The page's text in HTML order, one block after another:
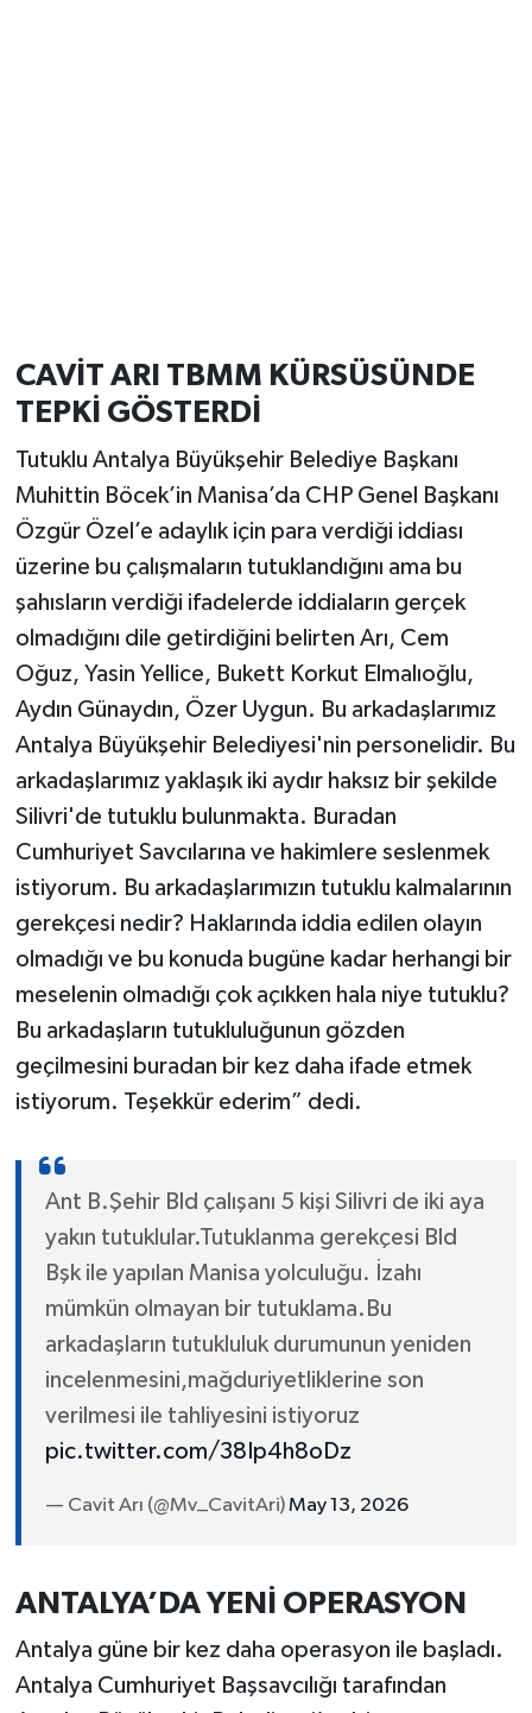
CAVİT ARI TBMM KÜRSÜSÜNDE
TEPKİ GÖSTERDİ
Tutuklu Antalya Büyükşehir Belediye Başkanı
Muhittin Böcek’in Manisa’da CHP Genel Başkanı
Özgür Özel’e adaylık için para verdiği iddiası
üzerine bu çalışmaların tutuklandığını ama bu
şahısların verdiği ifadelerde iddiaların gerçek
olmadığını dile getirdiğini belirten Arı, Cem
Oğuz, Yasin Yellice, Bukett Korkut Elmalıoğlu,
Aydın Günaydın, Özer Uygun. Bu arkadaşlarımız
Antalya Büyükşehir Belediyesi'nin personelidir. Bu
arkadaşlarımız yaklaşık iki aydır haksız bir şekilde
Silivri'de tutuklu bulunmakta. Buradan
Cumhuriyet Savcılarına ve hakimlere seslenmek
istiyorum. Bu arkadaşlarımızın tutuklu kalmalarının
gerekçesi nedir? Haklarında iddia edilen olayın
olmadığı ve bu konuda bugüne kadar herhangi bir
meselenin olmadığı çok açıkken hala niye tutuklu?
Bu arkadaşların tutukluluğunun gözden
geçilmesini buradan bir kez daha ifade etmek
istiyorum. Teşekkür ederim” dedi.
Ant B.Şehir Bld çalışanı 5 kişi Silivri de iki aya
yakın tutuklular.Tutuklanma gerekçesi Bld
Bşk ile yapılan Manisa yolculuğu. İzahı
mümkün olmayan bir tutuklama.Bu
arkadaşların tutukluluk durumunun yeniden
incelenmesini,mağduriyetliklerine son
verilmesi ile tahliyesini istiyoruz
pic.twitter.com/38Ip4h8oDz
— Cavit Arı (@Mv_CavitAri)May 13, 2026
ANTALYA’DA YENİ OPERASYON
Antalya güne bir kez daha operasyon ile başladı.
Antalya Cumhuriyet Başsavcılığı tarafından